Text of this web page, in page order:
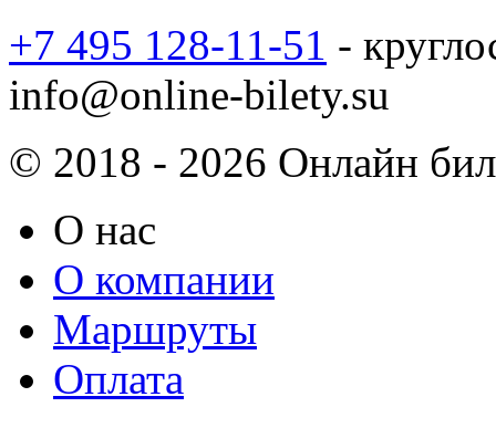
+7 495 128-11-51 -
info@online-bilety.su
© 2018 - 2026 Онлайн
О нас
О компании
Маршруты
Оплата